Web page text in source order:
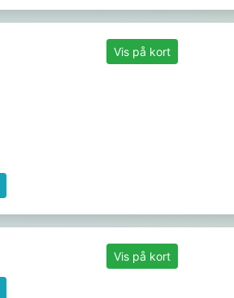
Vis på kort
Vis på kort